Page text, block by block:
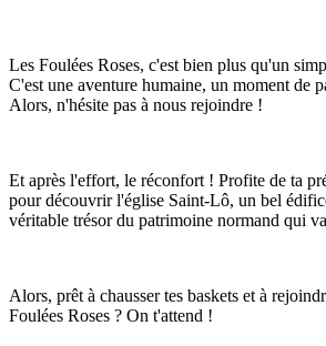
Les Foulées Roses, c'est bien plus qu'un
C'est une aventure humaine, un moment de
Alors, n'hésite pas à nous rejoindre !
Et après l'effort, le réconfort ! Profite de ta
pour découvrir l'église Saint-Lô, un bel
véritable trésor du patrimoine normand qui
Alors, prêt à chausser tes baskets et à
Foulées Roses ? On t'attend !